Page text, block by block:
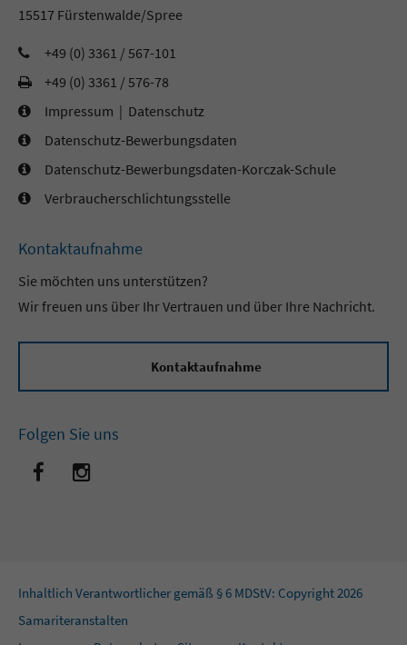
15517 Fürstenwalde/Spree
+49 (0) 3361 / 567-101
+49 (0) 3361 / 576-78
Impressum | Datenschutz
Datenschutz-Bewerbungsdaten
Datenschutz-Bewerbungsdaten-Korczak-Schule
Verbraucherschlichtungsstelle
Kontaktaufnahme
Sie möchten uns unterstützen?
Wir freuen uns über Ihr Vertrauen und über Ihre Nachricht.
Kontaktaufnahme
Folgen Sie uns
Inhaltlich Verantwortlicher gemäß § 6 MDStV: Copyright 2026
Samariteranstalten